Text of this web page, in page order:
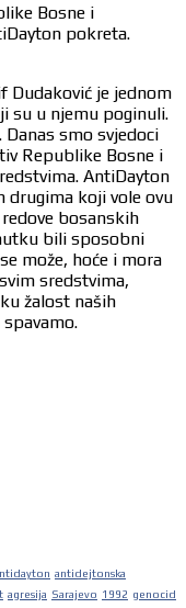
Bosne i
pokreta.
Dudaković je jednom
su u njemu poginuli.
smo svjedoci
Republike Bosne i
AntiDayton
drugima koji vole ovu
bosanskih
bili sposobni
može, hoće i mora
sredstvima,
žalost naših
antidejtonska
agresija Sarajevo 1992 genocid